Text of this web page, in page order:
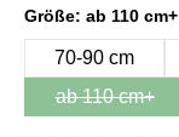
Größe: ab 110 cm+
70-90 cm
ab 110 cm+